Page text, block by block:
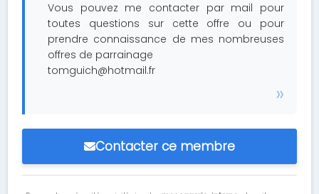
Vous pouvez me contacter par mail pour
toutes questions sur cette offre ou pour
prendre connaissance de mes nombreuses
offres de parrainage
tomguich@hotmail.fr
Contacter ce membre